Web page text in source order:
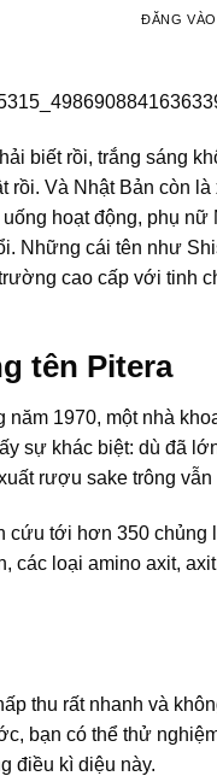
ĐĂNG VÀO
biết rồi, trắng sáng
rồi. Và Nhật Bản còn
hoạt động, phụ
Những cái tên như
cao cấp với tinh
tên Pitera
1970, một nhà
sự khác biệt: dù đã
rượu sake trông
cứu tới hơn 350 chủng
các loại amino axit,
thu rất nhanh và
bạn có thể thử
điều kì diệu này.